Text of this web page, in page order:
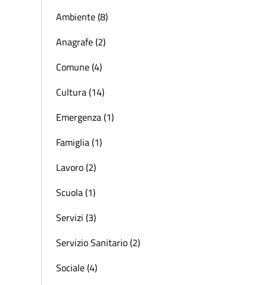
Ambiente (8)
Anagrafe (2)
Comune (4)
Cultura (14)
Emergenza (1)
Famiglia (1)
Lavoro (2)
Scuola (1)
Servizi (3)
Servizio Sanitario (2)
Sociale (4)